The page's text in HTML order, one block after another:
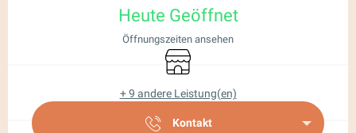
Heute Geöffnet
Öffnungszeiten ansehen
Shop
+ 9 andere Leistung(en)
Kontakt